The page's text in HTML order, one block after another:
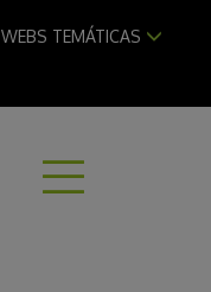
WEBS TEMÁTICAS